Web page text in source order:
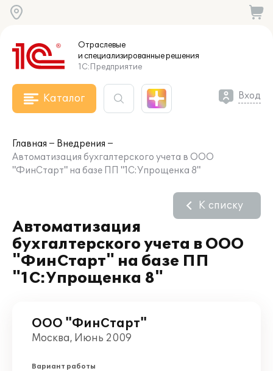
Отраслевые
и специализированныерешения
1С:Предприятие
Каталог Вход
Главная
Внедрения
Автоматизация бухгалтерского учета в ООО
"ФинСтарт" на базе ПП "1С:Упрощенка 8"
Автоматизация
бухгалтерского учета в ООО
"ФинСтарт" на базе ПП
"1С:Упрощенка 8"
К списку
ООО "ФинСтарт"
Москва, Июнь 2009
Вариант работы